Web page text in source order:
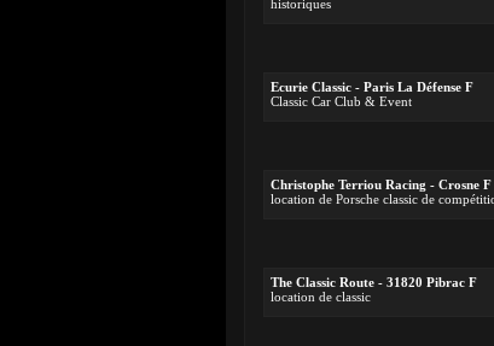
historiques
Ecurie Classic - Paris La Défense F
Classic Car Club & Event
Christophe Terriou Racing - Crosne F
location de Porsche classic de
The Classic Route - 31820 Pibrac F
location de classic